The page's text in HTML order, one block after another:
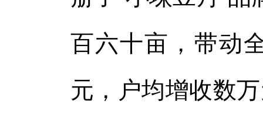
百六十亩，带动
元，户均增收数